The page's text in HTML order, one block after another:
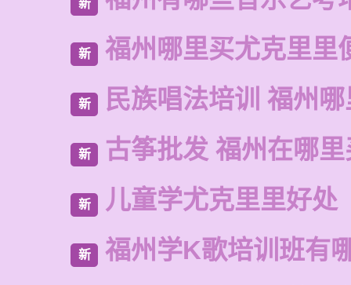
新
新 福州哪里买尤克里里
新 民族唱法培训 福州
新 古筝批发 福州在哪
新 儿童学尤克里里好处
新 福州学K歌培训班有